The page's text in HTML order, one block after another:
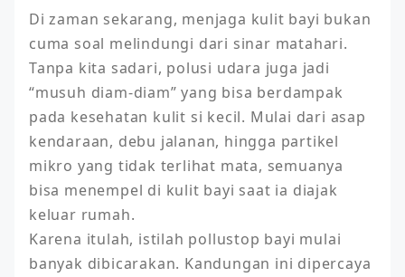
Di zaman sekarang, menjaga kulit bayi bukan
cuma soal melindungi dari sinar matahari.
Tanpa kita sadari, polusi udara juga jadi
“musuh diam-diam” yang bisa berdampak
pada kesehatan kulit si kecil. Mulai dari asap
kendaraan, debu jalanan, hingga partikel
mikro yang tidak terlihat mata, semuanya
bisa menempel di kulit bayi saat ia diajak
keluar rumah.
Karena itulah, istilah pollustop bayi mulai
banyak dibicarakan. Kandungan ini dipercaya